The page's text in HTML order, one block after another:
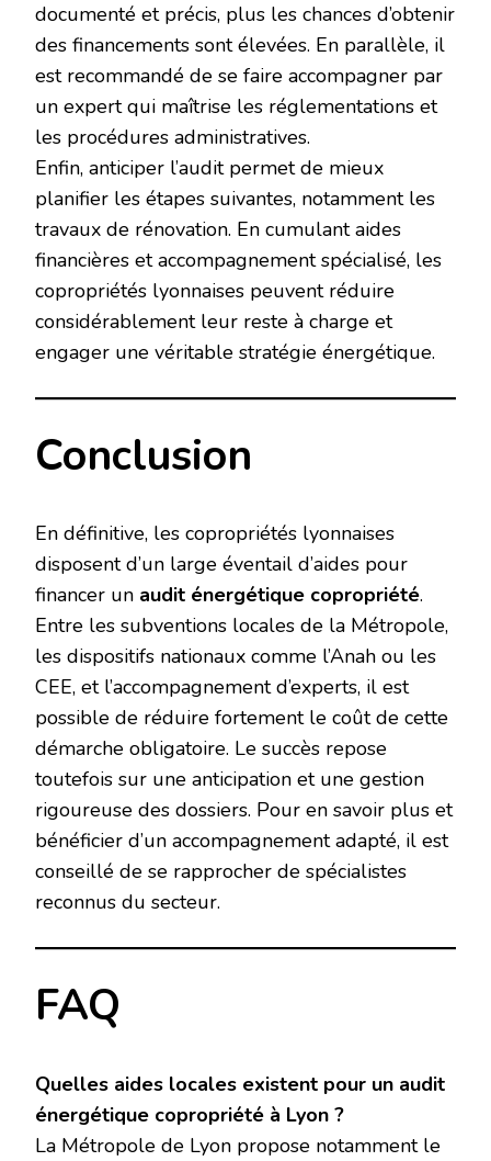
documenté et précis, plus les chances d’obtenir
des financements sont élevées. En parallèle, il
est recommandé de se faire accompagner par
un expert qui maîtrise les réglementations et
les procédures administratives.
Enfin, anticiper l’audit permet de mieux
planifier les étapes suivantes, notamment les
travaux de rénovation. En cumulant aides
financières et accompagnement spécialisé, les
copropriétés lyonnaises peuvent réduire
considérablement leur reste à charge et
engager une véritable stratégie énergétique.
Conclusion
En définitive, les copropriétés lyonnaises
disposent d’un large éventail d’aides pour
financer un audit énergétique copropriété.
Entre les subventions locales de la Métropole,
les dispositifs nationaux comme l’Anah ou les
CEE, et l’accompagnement d’experts, il est
possible de réduire fortement le coût de cette
démarche obligatoire. Le succès repose
toutefois sur une anticipation et une gestion
rigoureuse des dossiers. Pour en savoir plus et
bénéficier d’un accompagnement adapté, il est
conseillé de se rapprocher de spécialistes
reconnus du secteur.
FAQ
Quelles aides locales existent pour un audit
énergétique copropriété à Lyon ?
La Métropole de Lyon propose notamment le